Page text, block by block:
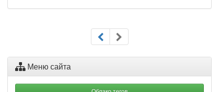
Меню сайта